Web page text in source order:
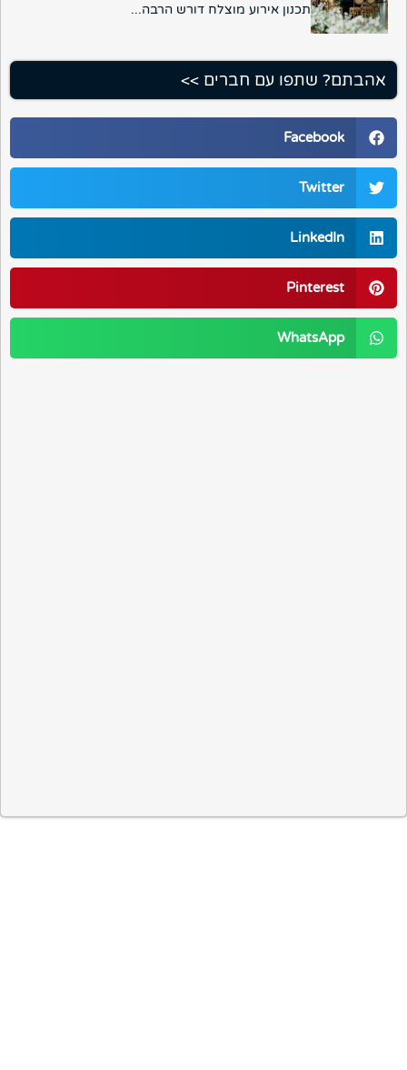
תכנון אירוע מוצלח דורש הרבה...
אהבתם? שתפו עם חברים >>
Facebook
Twitter
LinkedIn
Pinterest
WhatsApp